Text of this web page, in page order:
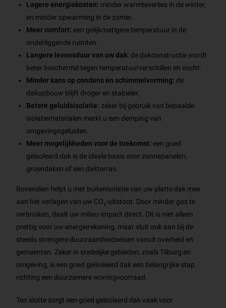
Lagere energiekosten: minder warmteverlies in de winter,
en minder opwarming in de zomer.
Meer comfort: een gelijkmatigere temperatuur in de
onderliggende ruimten.
Langere levensduur van uw dak: de dakconstructie wordt
beter beschermd tegen temperatuurverschillen en vocht.
Minder kans op condens en schimmelvorming: de
dakopbouw blijft droger en stabieler.
Betere geluidsisolatie: zeker bij gebruik van bepaalde
isolatiematerialen merkt u een demping van
omgevingsgeluiden.
Meer mogelijkheden voor de toekomst: een goed
geïsoleerd dak is de ideale basis voor zonnepanelen,
groendaken of een dakterras.
Bovendien helpt u met buitenisolatie van uw platte dak mee
aan het verlagen van uw CO₂-uitstoot. Door minder gas te
verbruiken, daalt uw milieu-impact direct. Dit is niet alleen
prettig voor uw energierekening, maar sluit ook aan bij de
steeds strengere duurzaamheidseisen vanuit overheid en
gemeenten. Zeker in stedelijke gebieden, zoals Tilburg en
omgeving, is een goed geïsoleerd dak een belangrijke stap
richting een duurzamere woningvoorraad.
Ten slotte zorgt een goed geïsoleerd dak vaak voor